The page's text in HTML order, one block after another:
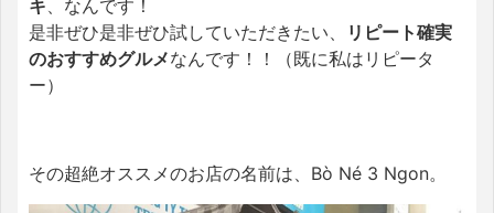
キ 、なんです！
是非ぜひ是非ぜひ試していただきたい、
リピート確実
のおすすめグルメなんです！！（既に私はリピータ
ー）
その超絶オススメのお店の名前は、Bò Né 3 Ngon。